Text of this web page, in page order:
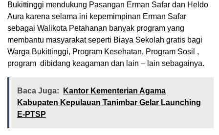
Bukittinggi mendukung Pasangan Erman Safar dan Heldo
Aura karena selama ini kepemimpinan Erman Safar
sebagai Walikota Petahanan banyak program yang
membantu masyarakat seperti Biaya Sekolah gratis bagi
Warga Bukittinggi, Program Kesehatan, Program Sosil ,
program dibidang keagaman dan lain – lain sebagainya.
Baca Juga:
Kantor Kementerian Agama
Kabupaten Kepulauan Tanimbar Gelar Launching
E-PTSP